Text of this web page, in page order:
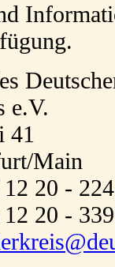
e.V.
41
Main
20 - 224
20 - 339